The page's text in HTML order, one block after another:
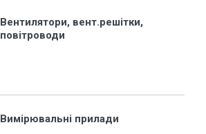
Вентилятори, вент.решітки,
повітроводи
Вимірювальні прилади